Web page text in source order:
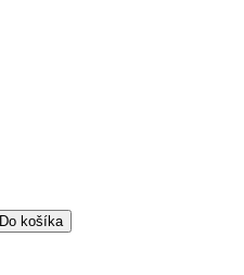
Do košíka